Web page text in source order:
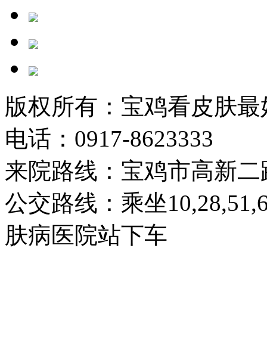
版权所有：宝鸡看皮肤
电话：0917-8623333
来院路线：宝鸡市高新二
公交路线：乘坐
肤病医院站下车